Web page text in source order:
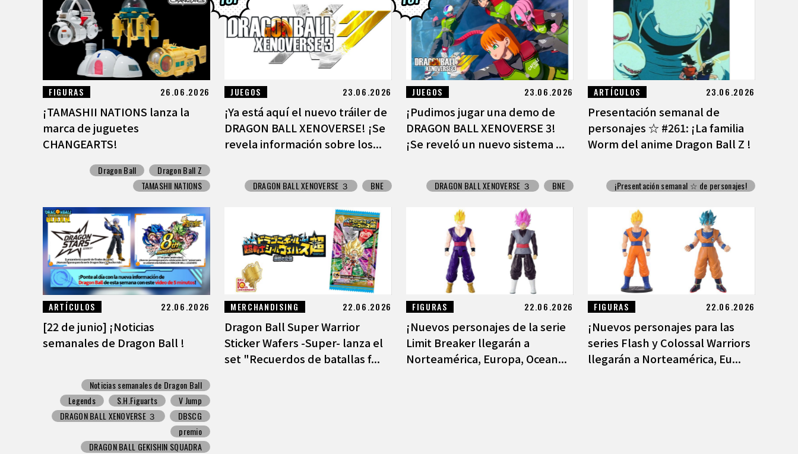
FIGURAS 26.06.2026
¡TAMASHII NATIONS lanza la
marca de juguetes
CHANGEARTS!
Dragon Ball
Dragon Ball Z
TAMASHII NATIONS
JUEGOS 23.06.2026
¡Ya está aquí el nuevo tráiler de
DRAGON BALL XENOVERSE! ¡Se
revela información sobre los...
DRAGON BALL XENOVERSE ３ BNE
JUEGOS 23.06.2026
¡Pudimos jugar una demo de
DRAGON BALL XENOVERSE 3!
¡Se reveló un nuevo sistema ...
DRAGON BALL XENOVERSE ３ BNE
ARTÍCULOS 23.06.2026
Presentación semanal de
personajes ☆ #261: ¡La familia
Worm del anime Dragon Ball Z !
¡Presentación semanal ☆ de personajes!
ARTÍCULOS 22.06.2026
[22 de junio] ¡Noticias
semanales de Dragon Ball !
Noticias semanales de Dragon Ball
Legends
S.H.Figuarts
V Jump
DRAGON BALL XENOVERSE ３
DBSCG
premio
DRAGON BALL GEKISHIN SQUADRA
MERCHANDISING 22.06.2026
Dragon Ball Super Warrior
Sticker Wafers -Super- lanza el
set "Recuerdos de batallas f...
FIGURAS 22.06.2026
¡Nuevos personajes de la serie
Limit Breaker llegarán a
Norteamérica, Europa, Ocean...
FIGURAS 22.06.2026
¡Nuevos personajes para las
series Flash y Colossal Warriors
llegarán a Norteamérica, Eu...